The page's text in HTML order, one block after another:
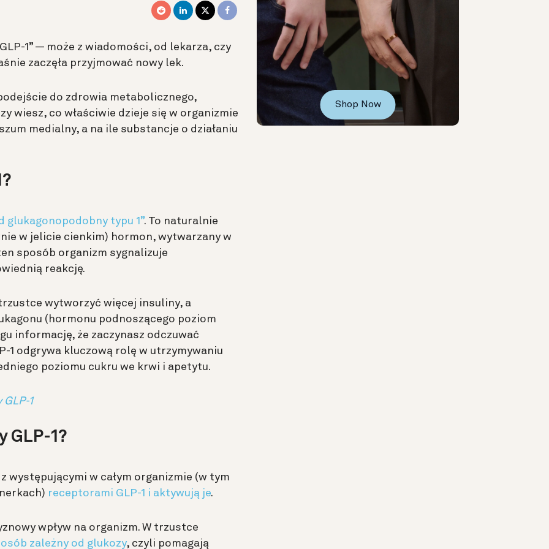
1” — może z wiadomości, od lekarza, czy
zaczęła przyjmować nowy lek.
do zdrowia metabolicznego,
wiesz, co właściwie dzieje się w organizmie
medialny, a na ile substancje o działaniu
glukagonopodobny typu 1”. To naturalnie
w jelicie cienkim) hormon, wytwarzany w
sposób organizm sygnalizuje
reakcję.
wytworzyć więcej insuliny, a
(hormonu podnoszącego poziom
informację, że zaczynasz odczuwać
1 odgrywa kluczową rolę w utrzymywaniu
poziomu cukru we krwi i apetytu.
1
GLP-1?
występującymi w całym organizmie (w tym
receptorami GLP-1 i aktywują je.
wpływ na organizm. W trzustce
zależny od glukozy, czyli pomagają
Shop Now